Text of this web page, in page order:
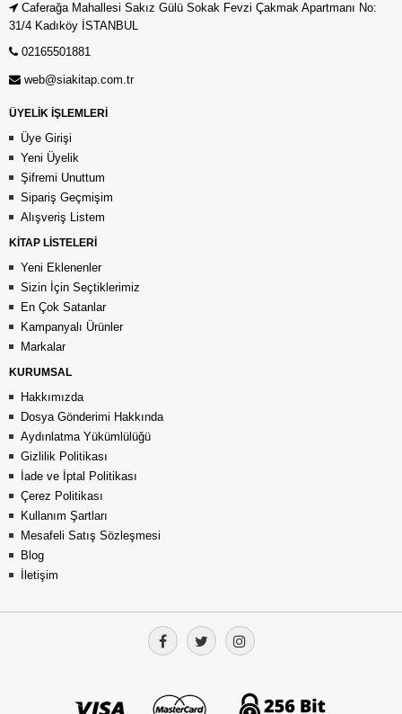
Caferağa Mahallesi Sakız Gülü Sokak Fevzi Çakmak Apartmanı No:
31/4 Kadıköy İSTANBUL
02165501881
web@siakitap.com.tr
ÜYELİK İŞLEMLERİ
Üye Girişi
Yeni Üyelik
Şifremi Unuttum
Sipariş Geçmişim
Alışveriş Listem
KİTAP LİSTELERİ
Yeni Eklenenler
Sizin İçin Seçtiklerimiz
En Çok Satanlar
Kampanyalı Ürünler
Markalar
KURUMSAL
Hakkımızda
Dosya Gönderimi Hakkında
Aydınlatma Yükümlülüğü
Gizlilik Politikası
İade ve İptal Politikası
Çerez Politikası
Kullanım Şartları
Mesafeli Satış Sözleşmesi
Blog
İletişim